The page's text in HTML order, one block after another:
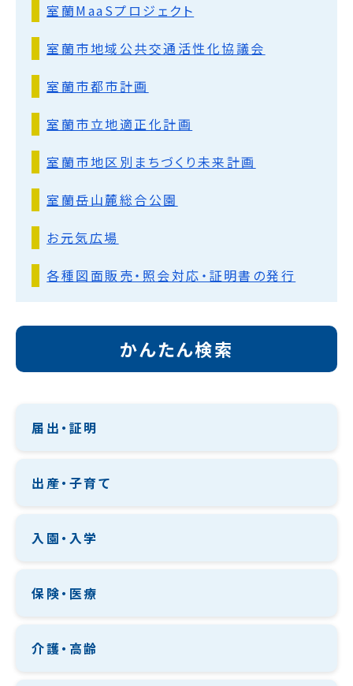
室蘭MaaSプロジェクト
室蘭市地域公共交通活性化協議会
室蘭市都市計画
室蘭市立地適正化計画
室蘭市地区別まちづくり未来計画
室蘭岳山麓総合公園
お元気広場
各種図面販売・照会対応・証明書の発行
かんたん検索
届出・証明
出産・子育て
入園・入学
保険・医療
介護・高齢